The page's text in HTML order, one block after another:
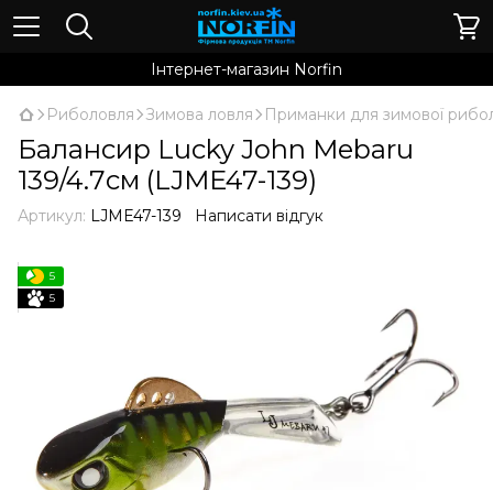
Інтернет-магазин Norfin
Риболовля Зимова ловля Приманки для зимової
Балансир Lucky John Mebaru
139/4.7см (LJME47-139)
Артикул: LJME47-139 Написати відгук
5
5